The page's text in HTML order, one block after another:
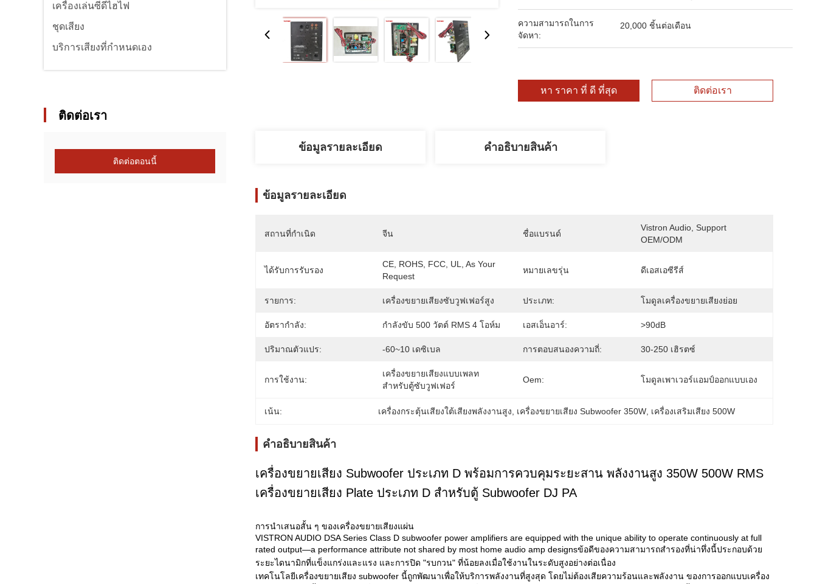
เครื่องเล่นซีดีไฮไฟ
ชุดเสียง
บริการเสียงที่กําหนดเอง
ติดต่อเรา
ติดต่อตอนนี้
ความสามารถในการ
จัดหา:
20,000 ชิ้นต่อเดือน
หา ราคา ที่ ดี ที่สุด ติดต่อเรา
ข้อมูลรายละเอียด คําอธิบายสินค้า
ข้อมูลรายละเอียด
สถานที่กำเนิด จีน ชื่อแบรนด์
Vistron Audio, Support
OEM/ODM
ได้รับการรับรอง
CE, ROHS, FCC, UL, As Your
Request
หมายเลขรุ่น ดีเอสเอซีรีส์
รายการ: เครื่องขยายเสียงซับวูฟเฟอร์สูง ประเภท: โมดูลเครื่องขยายเสียงย่อย
อัตรากำลัง: กำลังขับ 500 วัตต์ RMS 4 โอห์ม เอสเอ็นอาร์: >90dB
ปริมาณตัวแปร: -60~10 เดซิเบล การตอบสนองความถี่: 30-250 เฮิรตซ์
การใช้งาน:
เครื่องขยายเสียงแบบเพลท
สำหรับตู้ซับวูฟเฟอร์
Oem: โมดูลเพาเวอร์แอมป์ออกแบบเอง
เน้น: เครื่องกระตุ้นเสียงใต้เสียงพลังงานสูง เครื่องขยายเสียง Subwoofer 350W เครื่องเสริมเสียง 500W
คําอธิบายสินค้า
เครื่องขยายเสียง Subwoofer ประเภท D พร้อมการควบคุมระยะสาน พลังงานสูง 350W 500W RMS
เครื่องขยายเสียง Plate ประเภท D สําหรับตู้ Subwoofer DJ PA
การนําเสนอสั้น ๆ ของเครื่องขยายเสียงแผ่น
VISTRON AUDIO DSA Series Class D subwoofer power amplifiers are equipped with the unique ability to operate continuously at full
rated output—a performance attribute not shared by most home audio amp designsข้อดีของความสามารถสํารองที่น่าทึ่งนี้ประกอบด้วย
ระยะไดนามิกที่แข็งแกร่งและแรง และการปิด "รบกวน" ที่น้อยลงเมื่อใช้งานในระดับสูงอย่างต่อเนื่อง
เทคโนโลยีเครื่องขยายเสียง subwoofer นี้ถูกพัฒนาเพื่อให้บริการพลังงานที่สูงสุด โดยไม่ต้องเสียความร้อนและพลังงาน ของการออกแบบเครื่อง